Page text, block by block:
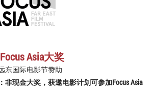
Asia大奖
东国际电影节赞助
非现金大奖，获邀电影计划可参加Focus Asia